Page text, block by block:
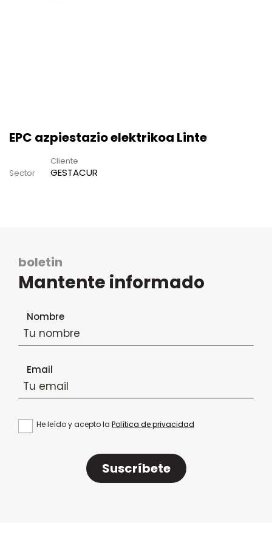
EPC azpiestazio elektrikoa Linte
Sector
Cliente
GESTACUR
boletin
Mantente informado
Formulario de suscripción al boletín
Nombre
Email
He leído y acepto la Política de privacidad
Suscríbete